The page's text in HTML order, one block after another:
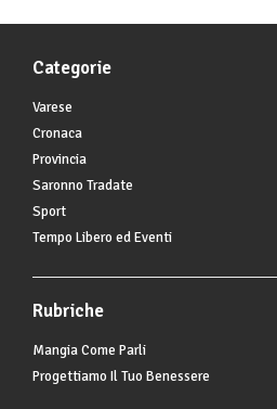
Categorie
Varese
Cronaca
Provincia
Saronno Tradate
Sport
Tempo Libero ed Eventi
Rubriche
Mangia Come Parli
Progettiamo Il Tuo Benessere